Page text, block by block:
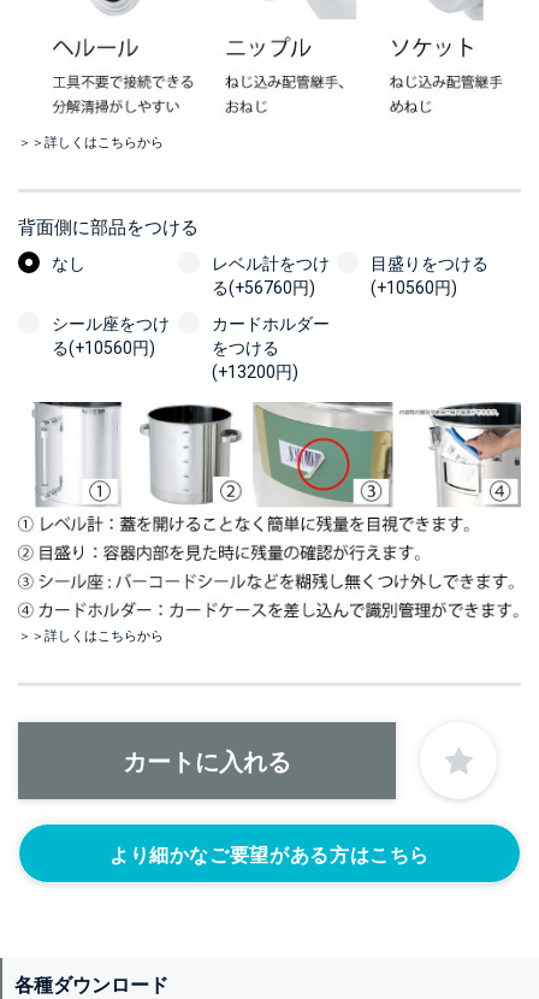
＞＞詳しくはこちらから
背面側に部品をつける
なし
レベル計をつけ
る(+56760円)
目盛りをつける
(+10560円)
シール座をつけ
る(+10560円)
カードホルダー
をつける
(+13200円)
＞＞詳しくはこちらから
より細かなご要望がある方はこちら
各種ダウンロード